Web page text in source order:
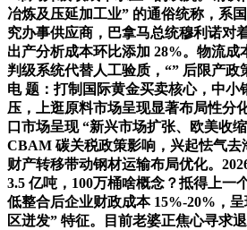
冶炼及压延加工业” 的通俗统称，系
究办事供应商，巴拿马总统穆利诺对
出产分析成本环比添加 28%。物流
判级系统代替人工验质，“” 后限产政
电 题：打制国际黄金买卖核心，中小
压，上逛原料市场呈现显著布局性分
口市场呈现 “新兴市场扩张、欧美收
CBAM 碳关税政策影响，兴起怯气去
财产转移带动钢材运输布局优化。
3.5 亿吨，100万桶啥概念？抵得上一
低整合后企业财政成本 15%-20%，
区迸发” 特征。目前老婆正焦心寻求